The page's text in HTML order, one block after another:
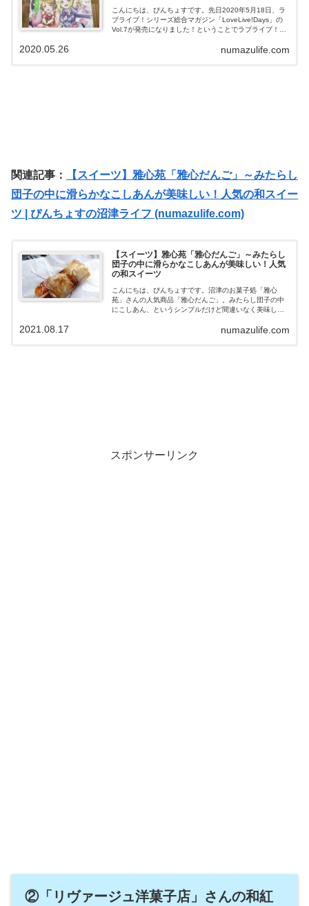
こんにちは、ぴんちょすです。先日2020年5月18日、ラ
ブライブ！シリーズ総合マガジン「LoveLive!Days」の
Vol.7が発売になりました！ということでラブライブ！シ
numazulife.com
2020.05.26
関連記事：
【スイーツ】雅心苑「雅心だんご」～みたらし
団子の中に滑らかなこしあんが美味しい！人気の和スイー
ツ | ぴんちょすの沼津ライフ (numazulife.com)
【スイーツ】雅心苑「雅心だんご」～みたらし
団子の中に滑らかなこしあんが美味しい！人気
の和スイーツ
こんにちは、ぴんちょすです。沼津のお菓子処「雅心
苑」さんの人気商品「雅心だんご」。みたらし団子の中
にこしあん、というシンプルだけど間違いなく美味しい
くなって買ってきちゃいました。沼津市下香貫...
numazulife.com
2021.08.17
スポンサーリンク
②「リヴァージュ洋菓子店」さんの和紅